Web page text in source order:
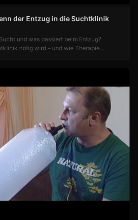
der Entzug in die Suchtklinik
und was passiert beim Entzug?
nötig wird – und wie Therapie